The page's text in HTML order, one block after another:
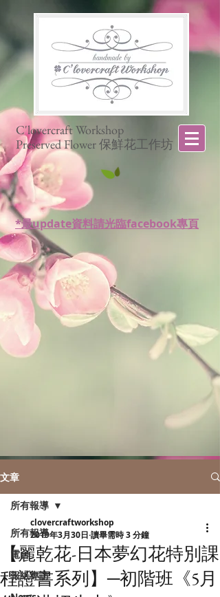
C'lovercraft Workshop
Preserved Flower 保鮮花工作坊
*最update資料請光臨facebook專頁
文章
所有報導
電台
報紙專訪
所有報導
【麗乾花-日本夢幻花特別課
程證書系列】─初階班《5月
clovercraftworkshop
2019年3月30日 讀畢需時 3 分鐘